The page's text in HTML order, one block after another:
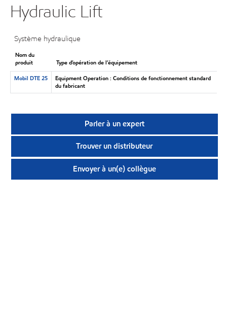
Hydraulic Lift
Système hydraulique
Nom du
produit
Type d’opération de l’équipement
Mobil DTE 25
Equipment Operation : Conditions de fonctionnement standard
du fabricant
Parler à un expert
Trouver un distributeur
Envoyer à un(e) collègue